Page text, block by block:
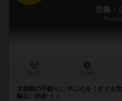
雷轟：
Raigou
木製駒の手触りに 中二心をくすぐる
幅広い戦術 ！！